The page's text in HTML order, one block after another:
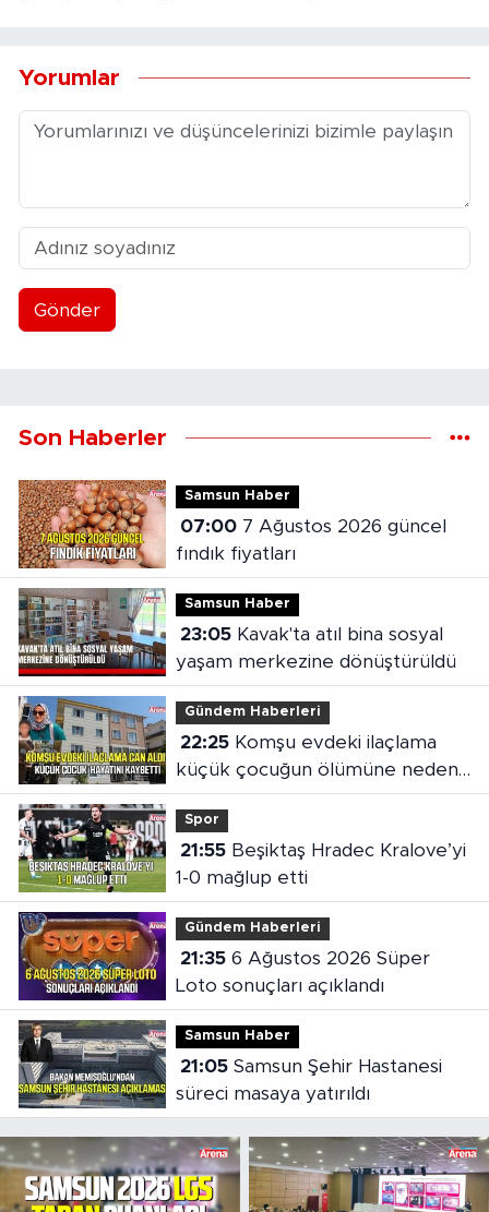
Yorumlar
Gönder
Son Haberler
Samsun Haber
07:007 Ağustos 2026 güncel
fındık fiyatları
Samsun Haber
23:05Kavak'ta atıl bina sosyal
yaşam merkezine dönüştürüldü
Gündem Haberleri
22:25Komşu evdeki ilaçlama
küçük çocuğun ölümüne neden
oldu
Spor
21:55Beşiktaş Hradec Kralove’yi
1-0 mağlup etti
Gündem Haberleri
21:356 Ağustos 2026 Süper
Loto sonuçları açıklandı
Samsun Haber
21:05Samsun Şehir Hastanesi
süreci masaya yatırıldı